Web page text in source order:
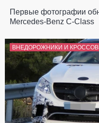
Первые фотографии
Mercedes-Benz C-Class
ВНЕДОРОЖНИКИ И